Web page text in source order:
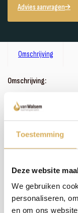
Toestemming
Deze website
We gebruiken
personaliseren,
en om ons
Advies aanvragen
Omschrijving
Omschrijving:
het bijhouden van
persoonlijk contact en
glimlach (en een kop koffie,
Neem